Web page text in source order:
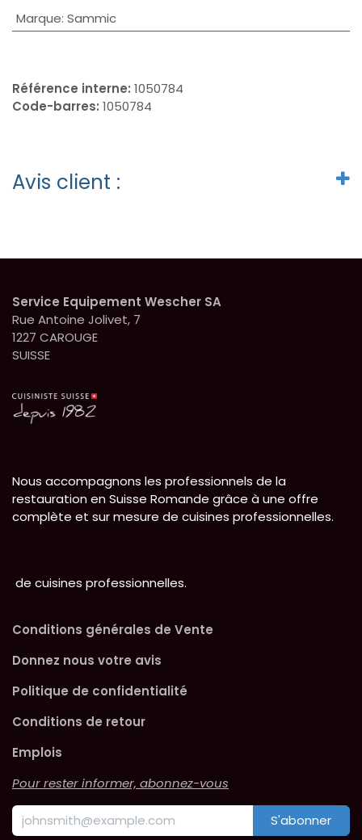
Marque: Sammic
Référence interne: 1050784
Code-barres: 1050784
Avis client :
Service Equipement Wescher SA
Rue Antoine Jolivet, 7
1227 CAROUGE
SUISSE
Nous accompagnons les professionnels de la
restauration en Suisse Romande grâce à une offre
complète et sur mesure de cuisines professionnelles.
de cuisines professionnelles.
Conditions générales de Vente
Donnez nous votre avis
Politique de confidentialité
Conditions de retour
Emplois
Pour rester informer, abonnez-vous
S'abonner